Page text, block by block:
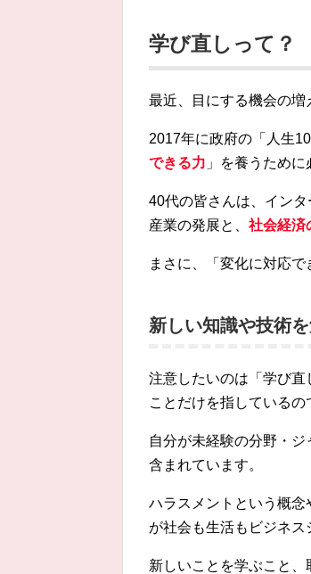
学び直しって？
最近、目にする機会の増
2017年に政府の「人生
できる力 」を養うために
40代の皆さんは、イン
産業の発展と、 社会経済
まさに、「変化に対応
新しい知識や技術
注意したいのは「学び
ことだけを指しているの
自分が未経験の分野・ジ
含まれています。
ハラスメントという概
が社会も生活もビジネス
新しいことを学ぶこと